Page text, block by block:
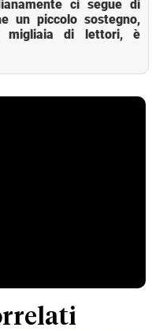
ci segue di
un piccolo sostegno,
migliaia di lettori, è